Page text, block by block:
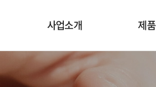
사업소개
세라믹 신소재 개발사업
제